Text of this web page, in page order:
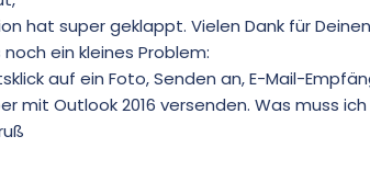
hat super geklappt. Vielen Dank für
ein kleines Problem:
auf ein Foto, Senden an, E-Mail-
mit Outlook 2016 versenden. Was muss